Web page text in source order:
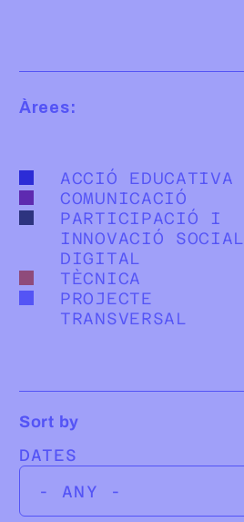
Àrees:
ACCIÓ EDUCATIVA
COMUNICACIÓ
PARTICIPACIÓ I
INNOVACIÓ SOCIAL
DIGITAL
TÈCNICA
PROJECTE
TRANSVERSAL
Sort by
DATES